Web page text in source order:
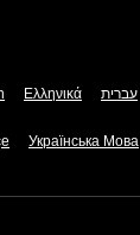
Ελληνικά עברית
Українська Мова